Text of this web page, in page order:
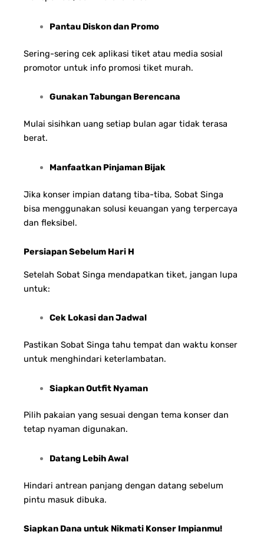
Pantau Diskon dan Promo
Sering-sering cek aplikasi tiket atau media sosial
promotor untuk info promosi tiket murah.
Gunakan Tabungan Berencana
Mulai sisihkan uang setiap bulan agar tidak terasa
berat.
Manfaatkan Pinjaman Bijak
Jika konser impian datang tiba-tiba, Sobat Singa
bisa menggunakan solusi keuangan yang terpercaya
dan fleksibel.
Persiapan Sebelum Hari H
Setelah Sobat Singa mendapatkan tiket, jangan lupa
untuk:
Cek Lokasi dan Jadwal
Pastikan Sobat Singa tahu tempat dan waktu konser
untuk menghindari keterlambatan.
Siapkan Outfit Nyaman
Pilih pakaian yang sesuai dengan tema konser dan
tetap nyaman digunakan.
Datang Lebih Awal
Hindari antrean panjang dengan datang sebelum
pintu masuk dibuka.
Siapkan Dana untuk Nikmati Konser Impianmu!